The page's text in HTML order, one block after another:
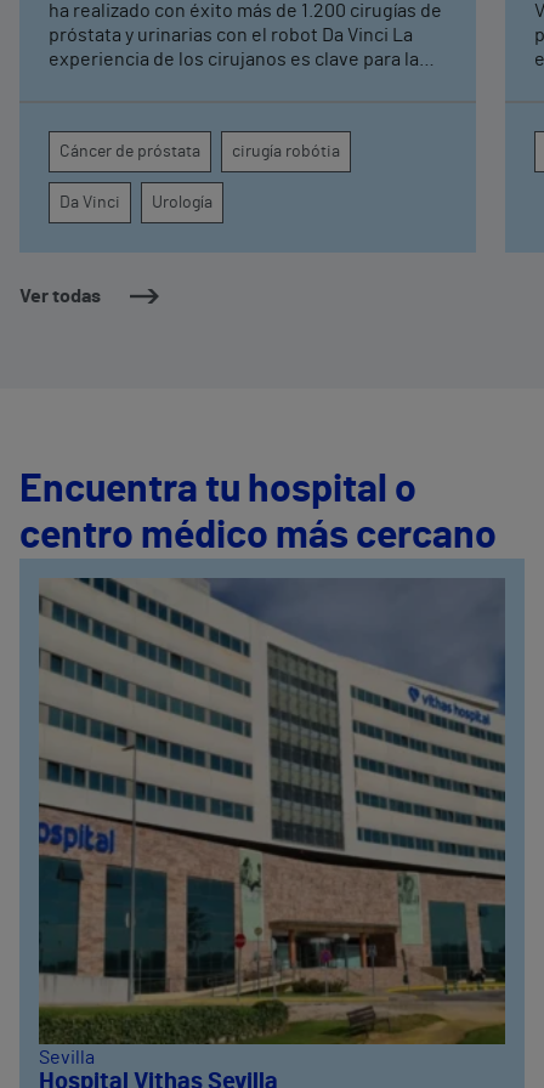
Ver todas
ha realizado con éxito más de 1.200 cirugías de
próstata y urinarias con el robot Da Vinci La
experiencia de los cirujanos es clave para la
intervenciones con el robot Da Vinci
Cáncer de próstata cirugía robótia
Da Vinci Urología
Encuentra tu hospital o
centro médico más cercano
Sevilla
Hospital Vithas Sevilla